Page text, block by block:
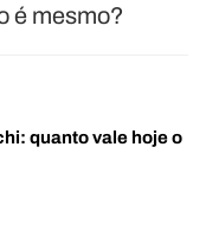
é mesmo?
quanto vale hoje o